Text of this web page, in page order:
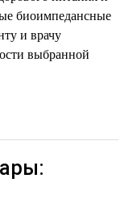
биоимпедансные
и врачу
выбранной